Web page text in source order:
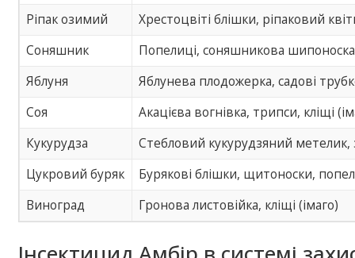
Ріпак озимий
Хрестоцвіті блішки, ріпаковий
Соняшник
Попелиці, соняшникова
Яблуня
Яблунева плодожерка, садові
Соя
Акацієва вогнівка, трипси, кліщі
Кукурудза
Стебловий кукурудзяний метелик,
Цукровий буряк
Бурякові блішки, щитоноски,
Виноград
Гронова листовійка, кліщі (імаго)